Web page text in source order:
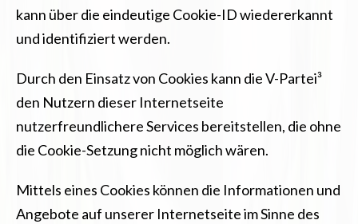
kann über die eindeutige Cookie-ID wiedererkannt
und identifiziert werden.
Durch den Einsatz von Cookies kann die V-Partei³
den Nutzern dieser Internetseite
nutzerfreundlichere Services bereitstellen, die ohne
die Cookie-Setzung nicht möglich wären.
Mittels eines Cookies können die Informationen und
Angebote auf unserer Internetseite im Sinne des